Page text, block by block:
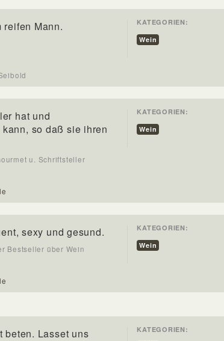
reifen Mann.
KATEGORIEN:
Wein
hat und
so daß sie ihren
u. Schriftsteller
KATEGORIEN:
Wein
sexy und gesund.
Bestseller über Wein
KATEGORIEN:
Wein
beten. Lasset uns
KATEGORIEN: